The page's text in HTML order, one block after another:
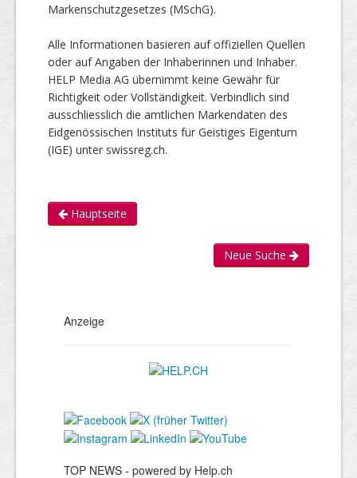
Markenschutzgesetzes (MSchG).
Alle Informationen basieren auf offiziellen Quellen
oder auf Angaben der Inhaberinnen und Inhaber.
HELP Media AG übernimmt keine Gewähr für
Richtigkeit oder Vollständigkeit. Verbindlich sind
ausschliesslich die amtlichen Markendaten des
Eidgenössischen Instituts für Geistiges Eigentum
(IGE) unter swissreg.ch.
Hauptseite
Neue Suche